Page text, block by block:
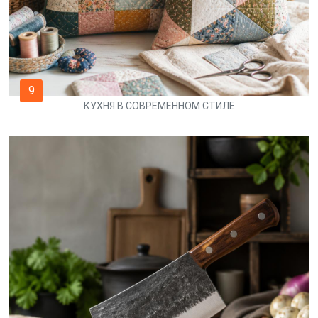
9
КУХНЯ В СОВРЕМЕННОМ СТИЛЕ